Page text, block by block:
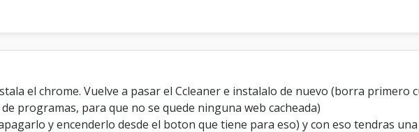
el chrome. Vuelve a pasar el Ccleaner e instalalo de nuevo (borra primero
programas, para que no se quede ninguna web cacheada)
y encenderlo desde el boton que tiene para eso) y con eso tendras